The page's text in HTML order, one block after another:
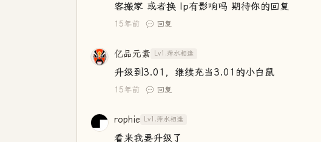
客搬家 或者换 Ip有影响吗 期待你的回复
15年前 回复
亿品元素 Lv1.萍水相逢
升级到3.01，继续充当3.01的小白鼠
15年前 回复
rophie Lv1.萍水相逢
看来我要升级了